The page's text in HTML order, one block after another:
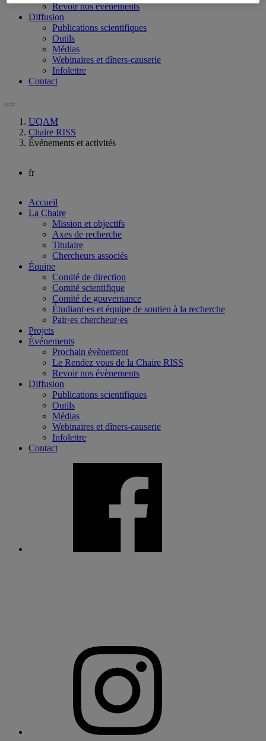
Revoir nos évènements
Diffusion
Publications scientifiques
Outils
Médias
Webinaires et dîners-causerie
Infolettre
Contact
UQAM
Chaire RISS
Événements et activités
fr
Accueil
La Chaire
Mission et objectifs
Axes de recherche
Titulaire
Chercheurs associés
Équipe
Comité de direction
Comité scientifique
Comité de gouvernance
Étudiant·es et équipe de soutien à la recherche
Pair·es chercheur·es
Projets
Événements
Prochain évènement
Le Rendez vous de la Chaire RISS
Revoir nos évènements
Diffusion
Publications scientifiques
Outils
Médias
Webinaires et dîners-causerie
Infolettre
Contact